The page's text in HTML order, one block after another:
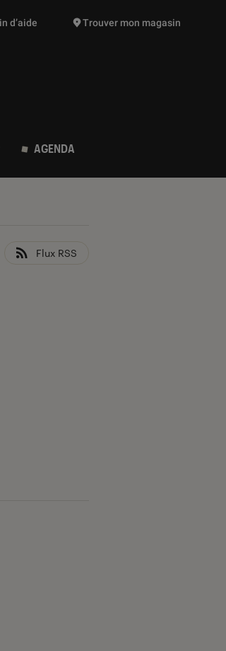
de produits vont vous être proposées
d’aide Trouver mon magasin
AGENDA
Flux RSS